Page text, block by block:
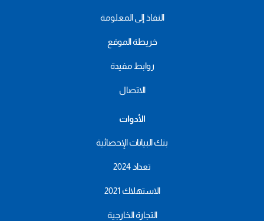
النفاذ إلى المعلومة
خريطة الموقع
روابط مفيدة
الاتصال
الأدوات
بنك البيانات الإحصائية
تعداد 2024
الاستهلاك 2021
التجارة الخارجية